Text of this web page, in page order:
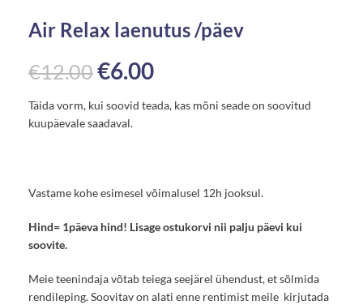
Air Relax laenutus /päev
€12.00€6.00
Täida vorm, kui soovid teada, kas mõni seade on soovitud
kuupäevale saadaval.
Vastame kohe esimesel võimalusel 12h jooksul.
Hind= 1päeva hind! Lisage ostukorvi nii palju päevi kui
soovite.
Meie teenindaja võtab teiega seejärel ühendust, et sõlmida
rendileping. Soovitav on alati enne rentimist meile kirjutada